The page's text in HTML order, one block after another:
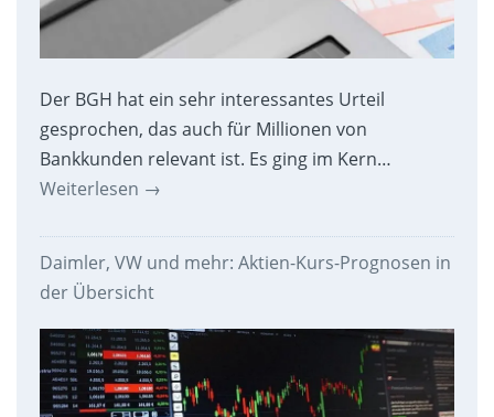
Der BGH hat ein sehr interessantes Urteil
gesprochen, das auch für Millionen von
Bankkunden relevant ist. Es ging im Kern…
Weiterlesen →
Daimler, VW und mehr: Aktien-Kurs-Prognosen in
der Übersicht